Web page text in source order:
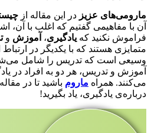
مارومی‌های عزیز در این مقاله از
آن با مفاهیمی گفتیم که اغلب با آن،
فراموش نکنید که یادگیری، آموزش و
متمایزی هستند که با یکدیگر در
وسیعی است که تدریس را شامل
آموزش و تدریس، هر دو به افراد در
می‌کنند. همراه ماروم باشید تا در
درباره‌ی یادگیری، یاد بگیرید!